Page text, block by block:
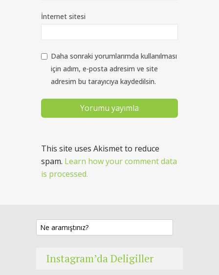
İnternet sitesi
Daha sonraki yorumlarımda kullanılması
için adım, e-posta adresim ve site
adresim bu tarayıcıya kaydedilsin.
This site uses Akismet to reduce
spam. Learn how your comment data
is processed.
Instagram’da Deligiller